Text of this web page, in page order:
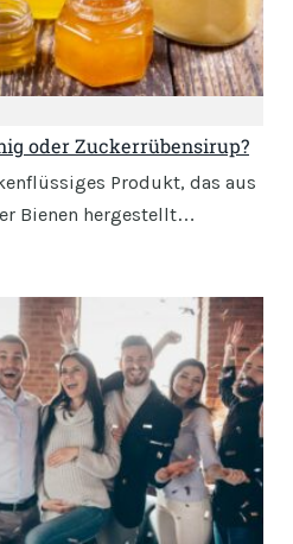
oder Zuckerrübensirup?
Produkt, das aus
Bienen hergestellt…